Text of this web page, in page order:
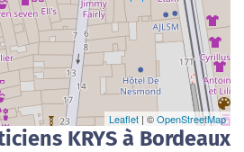
Leaflet | ©OpenStreetMap
KRYS à Bordeaux